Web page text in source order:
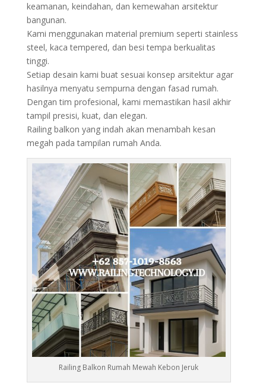
keamanan, keindahan, dan kemewahan arsitektur
bangunan.
Kami menggunakan material premium seperti stainless
steel, kaca tempered, dan besi tempa berkualitas
tinggi.
Setiap desain kami buat sesuai konsep arsitektur agar
hasilnya menyatu sempurna dengan fasad rumah.
Dengan tim profesional, kami memastikan hasil akhir
tampil presisi, kuat, dan elegan.
Railing balkon yang indah akan menambah kesan
megah pada tampilan rumah Anda.
Railing Balkon Rumah Mewah Kebon Jeruk